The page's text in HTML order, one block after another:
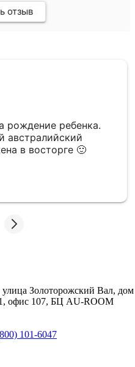
отзыв
рождение ребенка.
австралийский
в восторге 🙂
улица Золоторожский Вал, дом
офис 107, БЦ AU-ROOM
101-6047